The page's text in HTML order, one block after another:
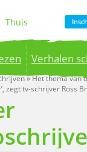
Thuis
Product
Prijzen
Verhalen
to a global
»Het thema van
zegt tv-schrijver Ross